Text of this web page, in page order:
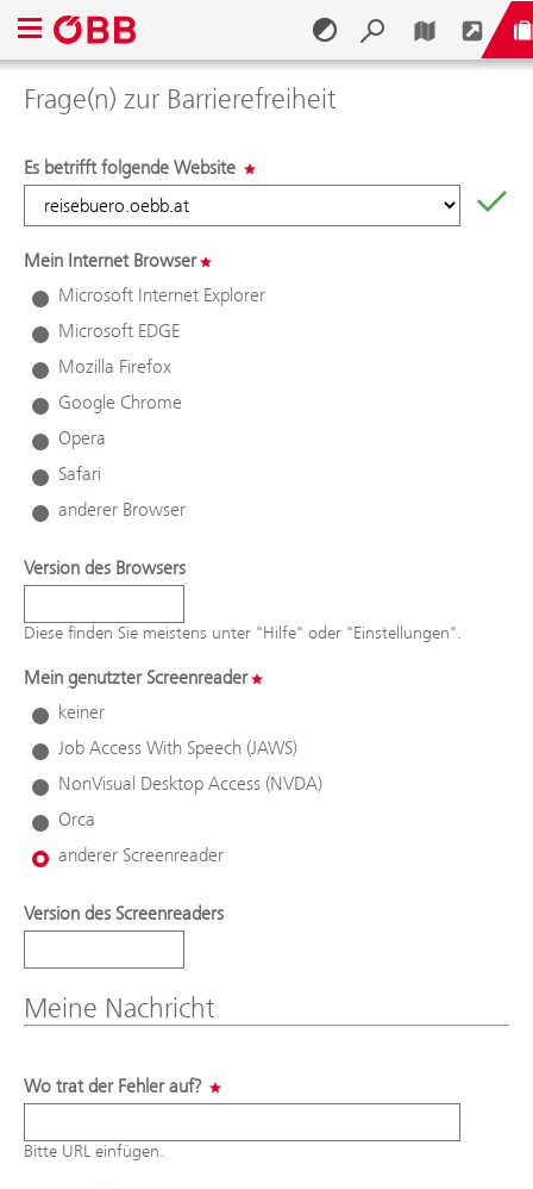
Navigationsmenü öffnen
Frage(n) zur Barrierefreiheit
Es betrifft folgende Website
Mein Internet Browser
Microsoft Internet Explorer
Microsoft EDGE
Mozilla Firefox
Google Chrome
Opera
Safari
anderer Browser
Version des Browsers
Diese finden Sie meistens unter "Hilfe" oder "Einstellungen".
Mein genutzter Screenreader
keiner
Job Access With Speech (JAWS)
NonVisual Desktop Access (NVDA)
Orca
anderer Screenreader
Version des Screenreaders
Meine Nachricht
Wo trat der Fehler auf?
Bitte URL einfügen.